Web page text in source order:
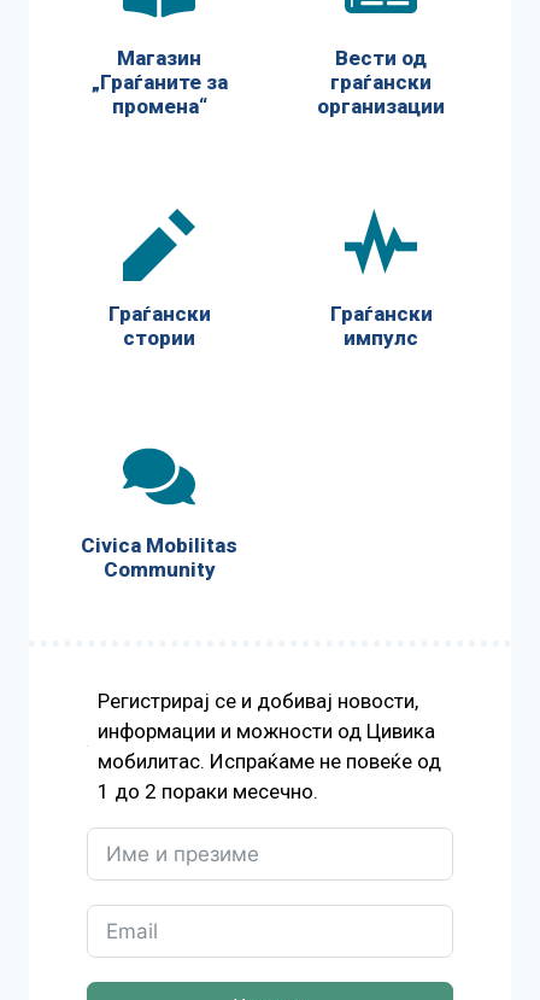
Магазин
„Граѓаните за
промена“
Вести од
граѓански
организации
Граѓански
стории
Граѓански
импулс
Civica Mobilitas
Community
Регистрирај се и добивај новости,
информации и можности од Цивика
мобилитас. Испраќаме не повеќе од
1 до 2 пораки месечно.